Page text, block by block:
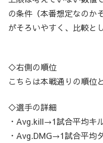
の条件（本番想定なのか
がそろいやすく、比較と
◇右側の順位
こちらは本戦通りの順位
◇選手の詳細
・Avg.kill→1試合平均キ
・Avg.DMG→1試合平均